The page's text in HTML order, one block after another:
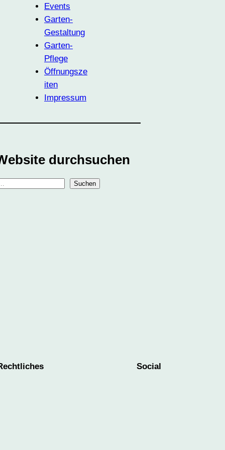
Events
Garten-
Gestaltung
Garten-
Pflege
Öffnungsze
iten
Impressum
durchsuchen
Suchen
Social